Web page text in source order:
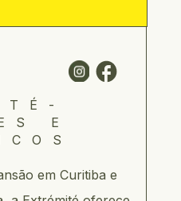
em Curitiba e
E